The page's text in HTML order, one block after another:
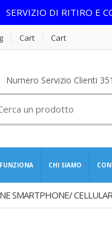
SERVIZIO DI RITIRO E
Cart Cart
Numero Servizio Clienti
CHI SIAMO
SMARTPHONE/